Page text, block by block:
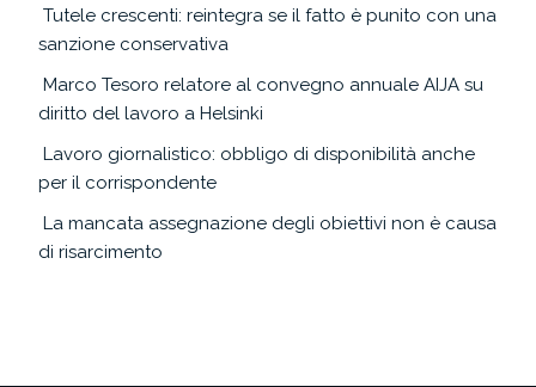
Tutele crescenti: reintegra se il fatto è punito con una
sanzione conservativa
Marco Tesoro relatore al convegno annuale AIJA su
diritto del lavoro a Helsinki
Lavoro giornalistico: obbligo di disponibilità anche
per il corrispondente
La mancata assegnazione degli obiettivi non è causa
di risarcimento